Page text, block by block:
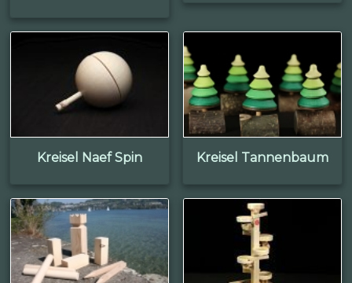
Kreisel Naef Spin Kreisel Tannenbaum